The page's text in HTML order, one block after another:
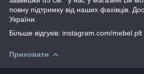
повну підтримку від наших фахівців.
України.
Більше відгуків: instagram.com/mebel.plt
Приховати